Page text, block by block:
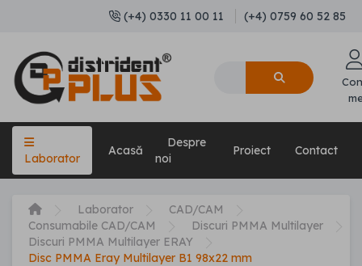
(+4) 0330 11 00 11 (+4) 0759 60 52 85
Laborator
Acasă
Despre
noi
Proiect Contact
Laborator
CAD/CAM
Consumabile CAD/CAM
Discuri PMMA Multilayer
Discuri PMMA Multilayer ERAY
Disc PMMA Eray Multilayer B1 98x22 mm